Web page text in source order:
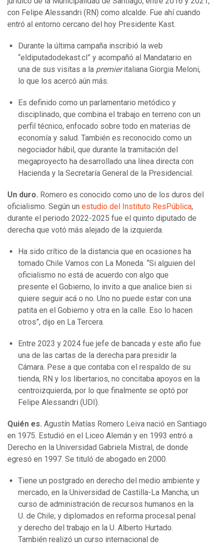
con Felipe Alessandri (RN) como alcalde. Fue ahí cuando
entró al entorno cercano del hoy Presidente Kast.
Durante la última campaña inscribió la web
“eldiputadodekast.cl” y acompañó al Mandatario en
una de sus visitas a la premieritaliana Giorgia Meloni,
lo que los acercó aún más.
Es definido como un parlamentario metódico y
disciplinado, que combina el trabajo en terreno con un
perfil técnico, enfocado sobre todo en materias de
economía y salud. También es reconocido como un
negociador hábil, que durante la tramitación del
megaproyecto ha desarrollado una línea directa con
Hacienda y la Secretaría General de la Presidencial.
Un duro. Romero es conocido como uno de los duros del
oficialismo. Según un estudio del Instituto ResPública,
durante el periodo 2022-2025 fue el quinto diputado de
derecha que votó más alejado de la izquierda.
Ha sido crítico de la distancia que en ocasiones ha
tomado Chile Vamos con La Moneda. “Si alguien del
oficialismo no está de acuerdo con algo que
presente el Gobierno, lo invito a que analice bien si
quiere seguir acá o no. Uno no puede estar con una
patita en el Gobierno y otra en la calle. Eso lo hacen
otros”, dijo en La Tercera.
Entre 2023 y 2024 fue jefe de bancada y este año fue
una de las cartas de la derecha para presidir la
Cámara. Pese a que contaba con el respaldo de su
tienda, RN y los libertarios, no concitaba apoyos en la
centroizquierda, por lo que finalmente se optó por
Felipe Alessandri (UDI).
Quién es. Agustín Matías Romero Leiva nació en Santiago
en 1975. Estudió en el Liceo Alemán y en 1993 entró a
Derecho en la Universidad Gabriela Mistral, de donde
egresó en 1997. Se tituló de abogado en 2000.
Tiene un postgrado en derecho del medio ambiente y
mercado, en la Universidad de Castilla-La Mancha; un
curso de administración de recursos humanos en la
U. de Chile; y diplomados en reforma procesal penal
y derecho del trabajo en la U. Alberto Hurtado.
También realizó un curso internacional de